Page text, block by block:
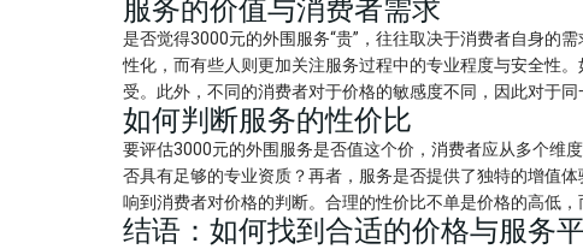
服务的价值与消费者需求
是否觉得3000元的外围服务“贵”，往往取决于消费者自身的
性化，而有些人则更加关注服务过程中的专业程度与安全性
受。此外，不同的消费者对于价格的敏感度不同，因此对于
如何判断服务的性价比
要评估3000元的外围服务是否值这个价，消费者应从多个维
否具有足够的专业资质？再者，服务是否提供了独特的增值
响到消费者对价格的判断。合理的性价比不单是价格的高低
结语：如何找到合适的价格与服务